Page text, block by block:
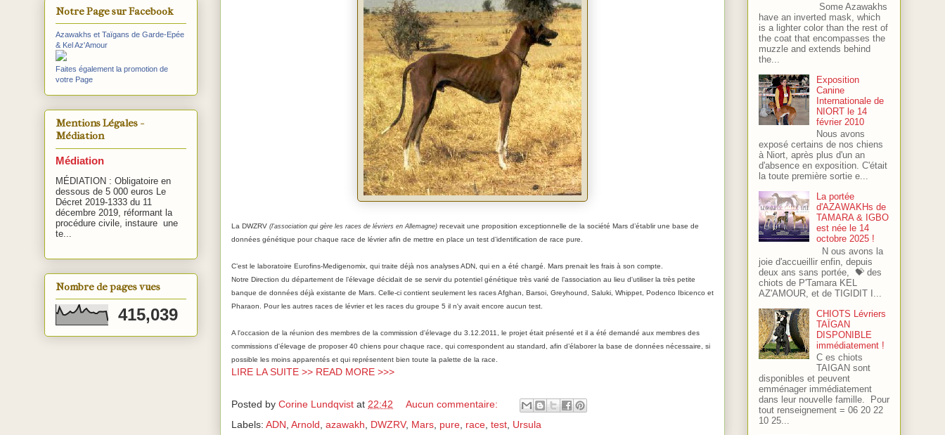
La DWZRV (l'association qui gère les races de lévriers en Allemagne) recevait une proposition exceptionnelle de la société Mars d’établir une base de
données génétique pour chaque race de lévrier afin de mettre en place un test d’identification de race pure.
C’est le laboratoire Eurofins-Medigenomix, qui traite déjà nos analyses ADN, qui en a été chargé. Mars prenait les frais à son compte.
Notre Direction du département de l’élevage décidait de se servir du potentiel génétique très varié de l’association au lieu d'utiliser la très petite
banque de données déjà existante de Mars. Celle-ci contient seulement les races Afghan, Barsoi, Greyhound, Saluki, Whippet, Podenco Ibicenco et
Pharaon. Pour les autres races de lévrier et les races du groupe 5 il n'y avait encore aucun test.
A l'occasion de la réunion des membres de la commission d'élevage du 3.12.2011, le projet était présenté et il a été demandé aux membres des
commissions d'élevage de proposer 40 chiens pour chaque race, qui correspondent au standard, afin d’élaborer la base de données nécessaire, si
possible les moins apparentés et qui représentent bien toute la palette de la race.
LIRE LA SUITE >> READ MORE >>>
Posted by Corine Lundqvist at 22:42
Aucun commentaire:
Labels: ADN, Arnold, azawakh, DWZRV, Mars, pure, race, test, Ursula
Notre Page sur Facebook
Azawakhs et Taïgans de Garde-Epée
& Kel Az'Amour
Faites également la promotion de
votre Page
Mentions Légales -
Médiation
Médiation
MÉDIATION : Obligatoire en
dessous de 5 000 euros Le
Décret 2019-1333 du 11
décembre 2019, réformant la
procédure civile, instaure une
te...
Nombre de pages vues
415,039
Some Azawakhs
have an inverted mask, which
is a lighter color than the rest of
the coat that encompasses the
muzzle and extends behind
the...
Exposition
Canine
Internationale de
NIORT le 14
février 2010
Nous avons
exposé certains de nos chiens
à Niort, après plus d'un an
d'absence en exposition. C'était
la toute première sortie e...
La portée
d'AZAWAKHs de
TAMARA & IGBO
est née le 14
octobre 2025 !
N ous avons la
joie d'accueillir enfin, depuis
deux ans sans portée, 💝 des
chiots de P'Tamara KEL
AZ'AMOUR, et de TIGIDIT I...
CHIOTS Lévriers
TAÏGAN
DISPONIBLE
immédiatement !
C es chiots
TAIGAN sont
disponibles et peuvent
emménager immédiatement
dans leur nouvelle famille. Pour
tout renseignement = 06 20 22
10 25...